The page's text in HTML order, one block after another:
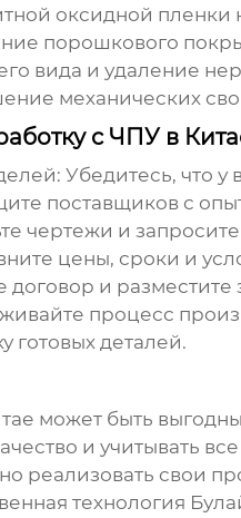
оксидной пленки
порошкового
вида и удаление
механических
с ЧПУ в
Убедитесь, что у
поставщиков с
чертежи и
цены, сроки и
договор и разместите
процесс
готовых деталей.
может быть
и учитывать
реализовать свои
технология